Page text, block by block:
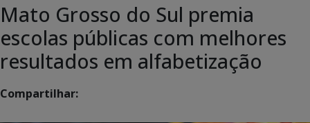
Mato Grosso do Sul premia
escolas públicas com melhores
resultados em alfabetização
Compartilhar: